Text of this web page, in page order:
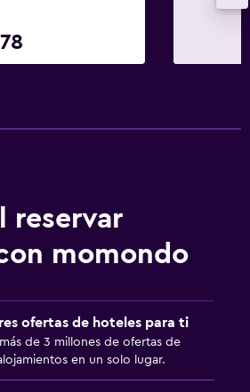
reservar
momondo
ofertas de hoteles para ti
de 3 millones de ofertas de
en un solo lugar.